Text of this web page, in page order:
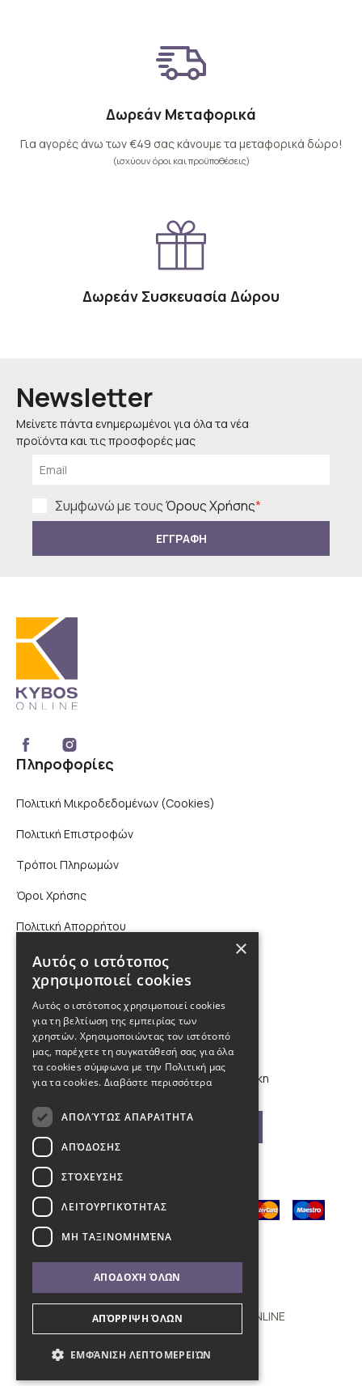
Δωρεάν Μεταφορικά
Για αγορές άνω των €49 σας κάνουμε τα μεταφορικά δώρο!
(ισχύουν όροι και προϋποθέσεις)
Δωρεάν Συσκευασία Δώρου
Newsletter
Μείνετε πάντα ενημερωμένοι για όλα τα νέα
προϊόντα και τις προσφορές μας
Συμφωνώ με τουςΌρους Χρήσης*
ΕΓΓΡΑΦΗ
Πληροφορίες
Πολιτική Μικροδεδομένων (Cookies)
Πολιτική Επιστροφών
Τρόποι Πληρωμών
Όροι Χρήσης
Πολιτική Απορρήτου
Επικοινωνία
info@kybosonline.gr
Εθνικής Αμύνης 44, 54621, Θεσσαλονίκη
Copyright © 2011 - 2026 KYBOS ONLINE
×
Αυτός ο ιστότοπος
χρησιμοποιεί cookies
Αυτός ο ιστότοπος χρησιμοποιεί cookies
για τη βελτίωση της εμπειρίας των
χρηστών. Χρησιμοποιώντας τον ιστότοπό
μας, παρέχετε τη συγκατάθεσή σας για όλα
τα cookies σύμφωνα με την Πολιτική μας
για τα cookies. Διαβάστε περισσότερα
ΑΠΟΛΎΤΩΣ ΑΠΑΡΑΊΤΗΤΑ
ΑΠΌΔΟΣΗΣ
ΣΤΌΧΕΥΣΗΣ
ΛΕΙΤΟΥΡΓΙΚΌΤΗΤΑΣ
ΜΗ ΤΑΞΙΝΟΜΗΜΈΝΑ
ΑΠΟΔΟΧΉ ΌΛΩΝ
ΑΠΌΡΡΙΨΗ ΌΛΩΝ
ΕΜΦΆΝΙΣΗ ΛΕΠΤΟΜΕΡΕΙΏΝ